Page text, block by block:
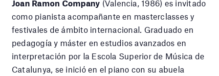
Joan Ramon Company (Valencia, 1986) es invitado
como pianista acompañante en masterclasses y
festivales de ámbito internacional. Graduado en
pedagogía y máster en estudios avanzados en
interpretación por la Escola Superior de Música de
Catalunya, se inició en el piano con su abuela